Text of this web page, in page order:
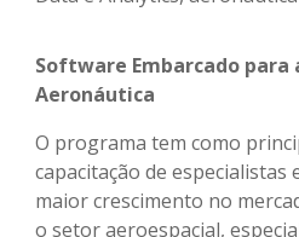
Software Embarcado para
Aeronáutica
O programa tem como
capacitação de especialistas
maior crescimento no
o setor aeroespacial,